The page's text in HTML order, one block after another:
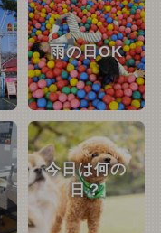
雨の日OK
今日は何の
日？